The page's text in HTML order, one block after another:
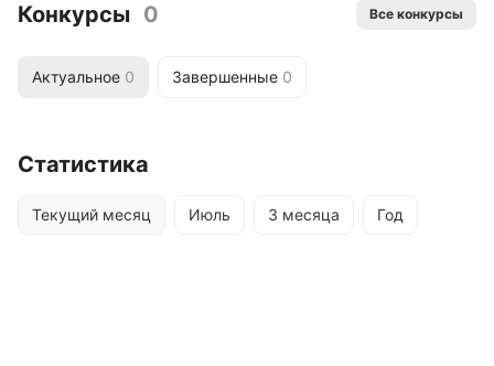
Конкурсы 0 Все конкурсы
Актуальное 0 Завершенные 0
Статистика
Текущий месяц Июль 3 месяца Год